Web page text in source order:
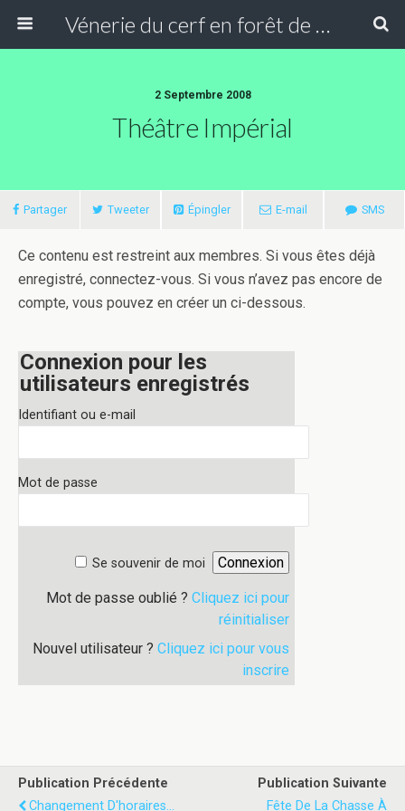
Vénerie du cerf en forêt de Compiègne
2 Septembre 2008
Théâtre Impérial
Partager Tweeter Épingler E-mail SMS
Ce contenu est restreint aux membres. Si vous êtes déjà
enregistré, connectez-vous. Si vous n’avez pas encore de
compte, vous pouvez en créer un ci-dessous.
Connexion pour les
utilisateurs enregistrés
Identifiant ou e-mail
Mot de passe
Se souvenir de moi
Mot de passe oublié ? Cliquez ici pour
réinitialiser
Nouvel utilisateur ? Cliquez ici pour vous
inscrire
Publication Précédente
Changement D'horaires...
Publication Suivante
Fête De La Chasse À